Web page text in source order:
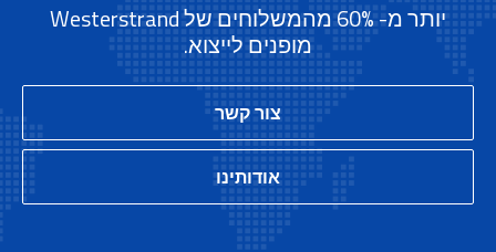
יותר מ- 60% מהמשלוחים של Westerstrand
מופנים לייצוא.
צור קשר
אודותינו